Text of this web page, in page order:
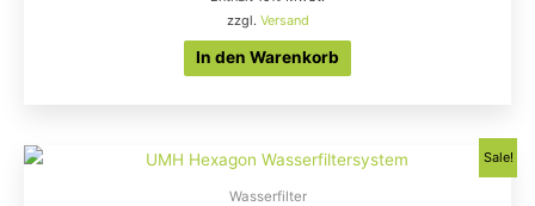
zzgl. Versand
In den Warenkorb
Sale!
Wasserfilter
Ursprünglicher
Preis
war:
Aktueller
Preis